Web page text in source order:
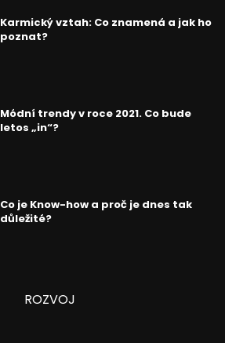
Karmický vztah: Co znamená a jak ho
poznat?
Módní trendy v roce 2021. Co bude
letos „in“?
Co je Know-how a proč je dnes tak
důležité?
ROZVOJ